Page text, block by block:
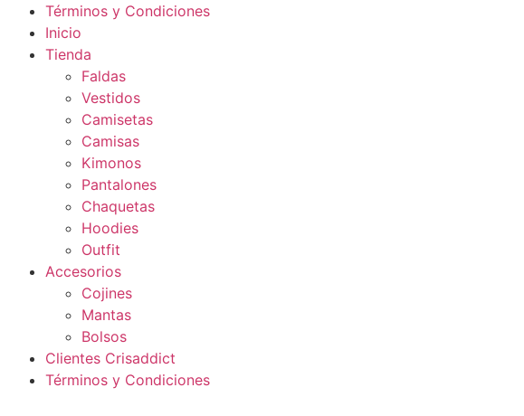
Términos y Condiciones
Inicio
Tienda
Faldas
Vestidos
Camisetas
Camisas
Kimonos
Pantalones
Chaquetas
Hoodies
Outfit
Accesorios
Cojines
Mantas
Bolsos
Clientes Crisaddict
Términos y Condiciones